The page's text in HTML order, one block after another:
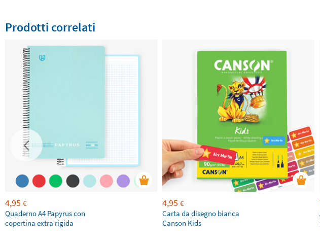
Prodotti correlati
4,95 €
Quaderno A4 Papyrus con
copertina extra rigida
4,95 €
Carta da disegno bianca
Canson Kids